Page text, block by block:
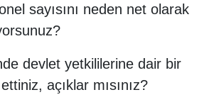
sayısını neden net olarak
devlet yetkililerine dair bir
açıklar mısınız?